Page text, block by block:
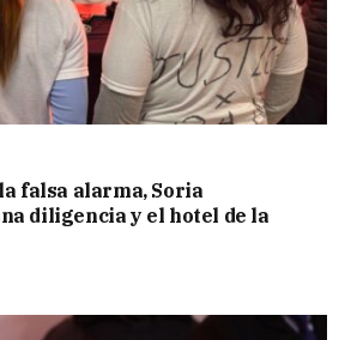
falsa alarma, Soria
diligencia y el hotel de la